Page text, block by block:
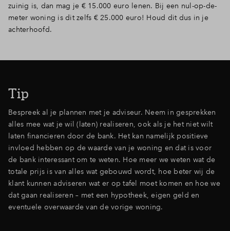
zuinig is, dan mag je € 15.000 euro lenen. Bij een nul-op-de-
meter woning is dit zelfs € 25.000 euro! Houd dit dus in je
achterhoofd.
Tip
Bespreek al je plannen met je adviseur. Neem in gesprekken
alles mee wat je wil (laten) realiseren, ook als je het niet wilt
laten financieren door de bank. Het kan namelijk positieve
invloed hebben op de waarde van je woning en dat is voor
de bank interessant om te weten. Hoe meer we weten wat de
totale prijs is van alles wat gebouwd wordt, hoe beter wij de
klant kunnen adviseren wat er op tafel moet komen en hoe we
dat gaan realiseren – met een hypotheek, eigen geld en
eventuele overwaarde van de vorige woning.